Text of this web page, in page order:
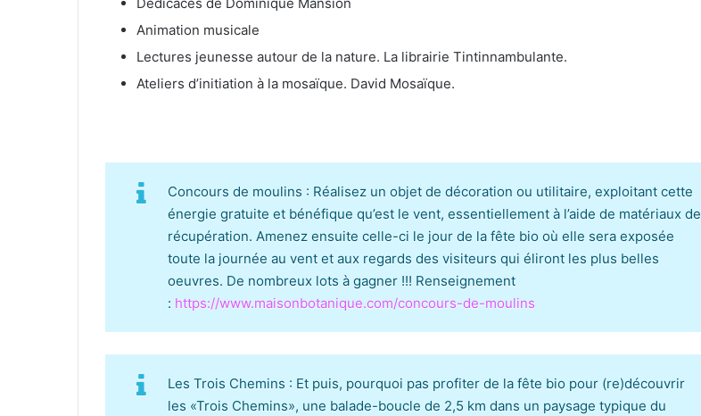
Animation musicale
Lectures jeunesse autour de la nature. La librairie Tintinnambulante.
Ateliers d’initiation à la mosaïque. David Mosaïque.
Concours de moulins : Réalisez un objet de décoration ou utilitaire, exploitant cette
énergie gratuite et bénéfique qu’est le vent, essentiellement à l’aide de matériaux de
récupération. Amenez ensuite celle-ci le jour de la fête bio où elle sera exposée
toute la journée au vent et aux regards des visiteurs qui éliront les plus belles
oeuvres. De nombreux lots à gagner !!! Renseignement
: https://www.maisonbotanique.com/concours-de-moulins
Les Trois Chemins : Et puis, pourquoi pas profiter de la fête bio pour (re)découvrir
les «Trois Chemins», une balade-boucle de 2,5 km dans un paysage typique du